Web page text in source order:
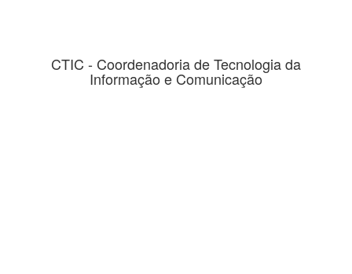
CTIC - Coordenadoria de Tecnologia da
Informação e Comunicação